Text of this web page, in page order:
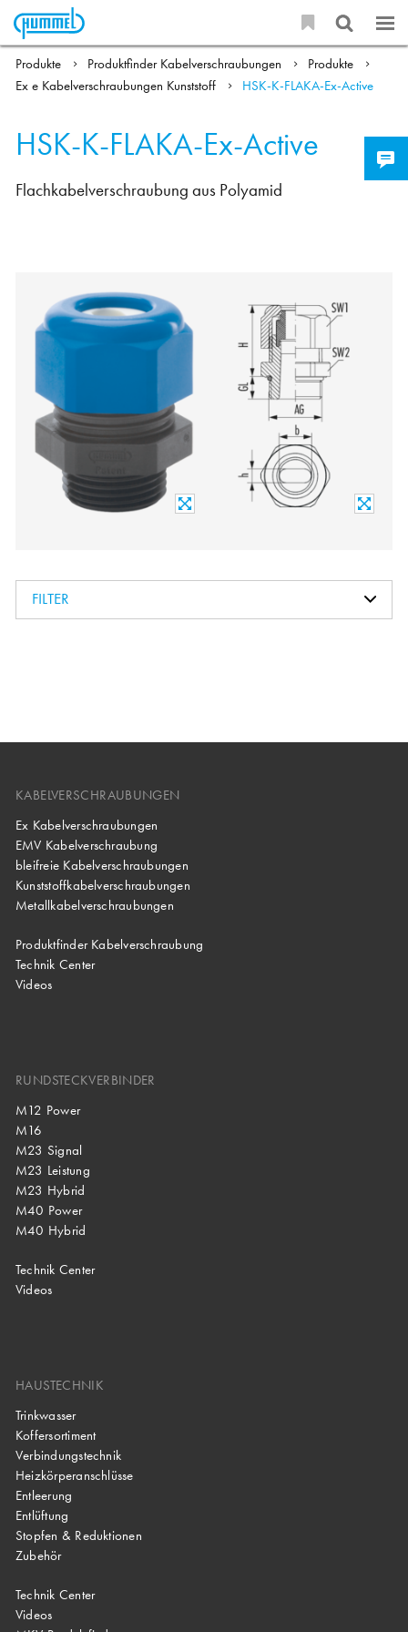
Produkte Produktfinder Kabelverschraubungen
Produkte
Ex e Kabelverschraubungen Kunststoff
HSK-K-FLAKA-Ex-Active
HSK-K-FLAKA-Ex-Active
Flachkabelverschraubung aus Polyamid
FILTER
KABELVERSCHRAUBUNGEN
Ex Kabelverschraubungen
EMV Kabelverschraubung
bleifreie Kabelverschraubungen
Kunststoffkabelverschraubungen
Metallkabelverschraubungen
Produktfinder Kabelverschraubung
Technik Center
Videos
RUNDSTECKVERBINDER
M12 Power
M16
M23 Signal
M23 Leistung
M23 Hybrid
M40 Power
M40 Hybrid
Technik Center
Videos
HAUSTECHNIK
Trinkwasser
Koffersortiment
Verbindungstechnik
Heizkörperanschlüsse
Entleerung
Entlüftung
Stopfen & Reduktionen
Zubehör
Technik Center
Videos